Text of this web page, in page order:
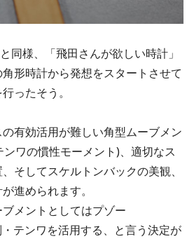
同様、「飛田さんが欲しい時計」
形時計から発想をスタートさせて
ったそう。
有効活用が難しい角型ムーブメン
ワの慣性モーメント)、適切なス
そしてスケルトンバックの美観、
進められます。
メントとしてはプゾー
テンワを活用する、と言う決定が